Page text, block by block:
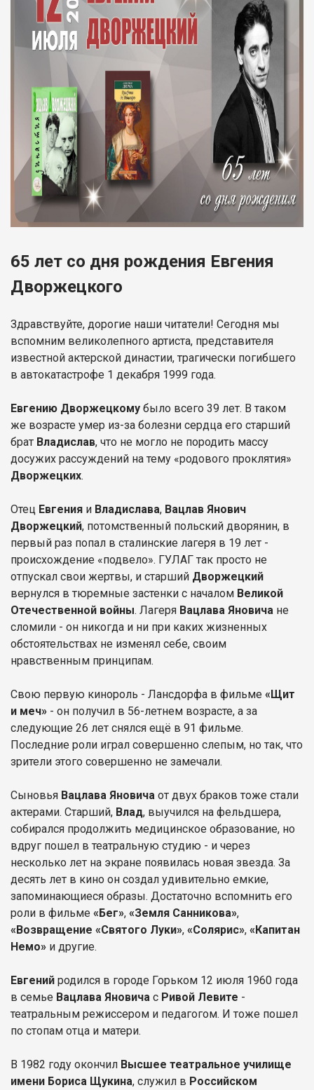
65 лет со дня рождения Евгения
Дворжецкого
Здравствуйте, дорогие наши читатели! Сегодня мы
вспомним великолепного артиста, представителя
известной актерской династии, трагически погибшего
в автокатастрофе 1 декабря 1999 года.
Евгению Дворжецкому было всего 39 лет. В таком
же возрасте умер из-за болезни сердца его старший
брат Владислав, что не могло не породить массу
досужих рассуждений на тему «родового проклятия»
Дворжецких.
Отец Евгения и Владислава, Вацлав Янович
Дворжецкий, потомственный польский дворянин, в
первый раз попал в сталинские лагеря в 19 лет -
происхождение «подвело». ГУЛАГ так просто не
отпускал свои жертвы, и старший Дворжецкий
вернулся в тюремные застенки с началом Великой
Отечественной войны. Лагеря Вацлава Яновича не
сломили - он никогда и ни при каких жизненных
обстоятельствах не изменял себе, своим
нравственным принципам.
Свою первую кинороль - Лансдорфа в фильме «Щит
и меч» - он получил в 56-летнем возрасте, а за
следующие 26 лет снялся ещё в 91 фильме.
Последние роли играл совершенно слепым, но так, что
зрители этого совершенно не замечали.
Сыновья Вацлава Яновича от двух браков тоже стали
актерами. Старший, Влад, выучился на фельдшера,
собирался продолжить медицинское образование, но
вдруг пошел в театральную студию - и через
несколько лет на экране появилась новая звезда. За
десять лет в кино он создал удивительно емкие,
запоминающиеся образы. Достаточно вспомнить его
роли в фильме «Бег», «Земля Санникова»,
«Возвращение «Святого Луки», «Солярис», «Капитан
Немо» и другие.
Евгений родился в городе Горьком 12 июля 1960 года
в семье Вацлава Яновича с Ривой Левите -
театральным режиссером и педагогом. И тоже пошел
по стопам отца и матери.
В 1982 году окончил Высшее театральное училище
имени Бориса Щукина, служил в Российском